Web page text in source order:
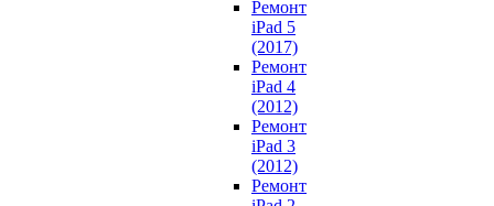
Ремонт
iPad 5
(2017)
Ремонт
iPad 4
(2012)
Ремонт
iPad 3
(2012)
Ремонт